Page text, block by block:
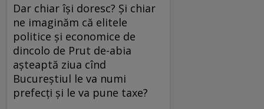
Dar chiar îşi doresc? Şi chiar
ne imaginăm că elitele
politice şi economice de
dincolo de Prut de-abia
aşteaptă ziua cînd
Bucureştiul le va numi
prefecţi şi le va pune taxe?